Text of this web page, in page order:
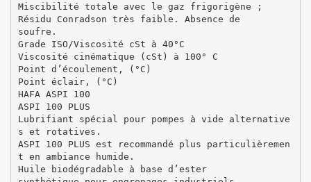
Miscibilité totale avec le gaz frigorigène ;
Résidu Conradson très faible. Absence de
soufre.
Grade ISO/Viscosité cSt à 40°C
Viscosité cinématique (cSt) à 100° C
Point d’écoulement, (°C)
Point éclair, (°C)
HAFA ASPI 100
ASPI 100 PLUS
Lubrifiant spécial pour pompes à vide alternative
s et rotatives.
ASPI 100 PLUS est recommandé plus particulièremen
t en ambiance humide.
Huile biodégradable à base d’ester